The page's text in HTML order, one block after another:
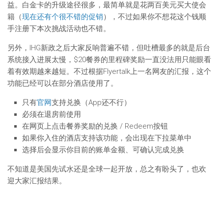
益。白金卡的升级途径很多，最简单就是花两百美元买大使会
籍（现在还有个很不错的促销），不过如果你不想花这个钱顺
手注册下本次挑战活动也不错。
另外，IHG新政之后大家反响普遍不错，但吐槽最多的就是后台
系统接入进展太慢，$20餐券的里程碑奖励一直没法用只能眼看
着有效期越来越短。不过根据Flyertalk上一名网友的汇报，这个
功能已经可以在部分酒店使用了。
只有官网支持兑换（App还不行）
必须在退房前使用
在网页上点击餐券奖励的兑换 / Redeem按钮
如果你入住的酒店支持该功能，会出现在下拉菜单中
选择后会显示你目前的账单金额、可确认完成兑换
不知道是美国先试水还是全球一起开放，总之有盼头了，也欢
迎大家汇报结果。